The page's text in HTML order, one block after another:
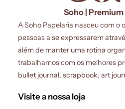
Soho | Premium
A Soho Papelaria nasceu com o
pessoas a se expressarem
além de manter uma rotina
trabalhamos com os melhores
bullet journal, scrapbook, art
Visite a nossa loja